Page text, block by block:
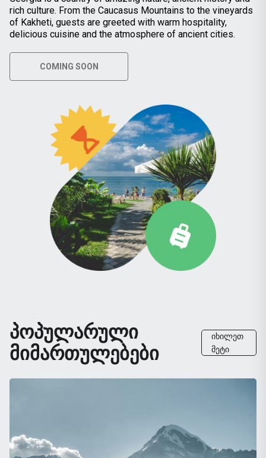
rich culture. From the Caucasus Mountains to the vineyards
of Kakheti, guests are greeted with warm hospitality,
delicious cuisine and the atmosphere of ancient cities.
COMING SOON
ᲞᲝᲞᲣᲚᲐᲠᲣᲚᲘ
ᲛᲘᲛᲐᲠᲗᲣᲚᲔᲑᲔᲑᲘ
ᲘᲮᲘᲚᲔᲗ
ᲛᲔᲢᲘ